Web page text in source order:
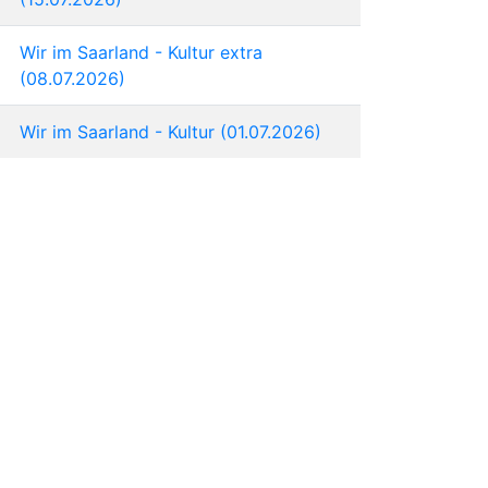
Wir im Saarland - Kultur extra
(08.07.2026)
Wir im Saarland - Kultur (01.07.2026)